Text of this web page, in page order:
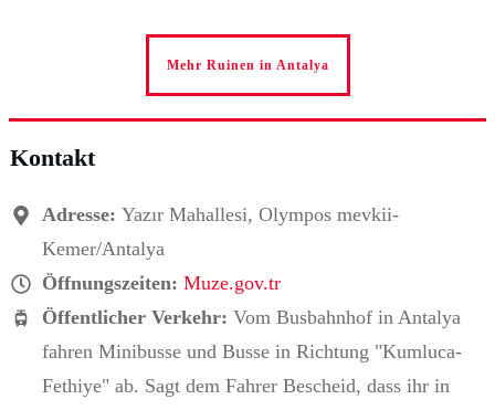
Mehr Ruinen in Antalya
Kontakt
Adresse: Yazır Mahallesi, Olympos mevkii-
Kemer/Antalya
Öffnungszeiten: Muze.gov.tr
Öffentlicher Verkehr: Vom Busbahnhof in Antalya
fahren Minibusse und Busse in Richtung "Kumluca-
Fethiye" ab. Sagt dem Fahrer Bescheid, dass ihr in